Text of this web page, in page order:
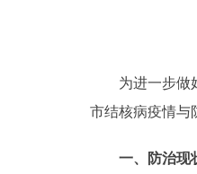
参
为进一步做好
市结核病疫情与
一、防治现